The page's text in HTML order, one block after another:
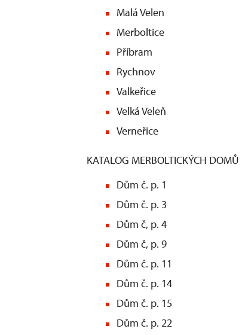
Malá Velen
Merboltice
Příbram
Rychnov
Valkeřice
Velká Veleň
Verneřice
KATALOG MERBOLTICKÝCH DOMŮ
Dům č. p. 1
Dům č. p. 3
Dům č, p. 4
Dům č, p. 9
Dům č. p. 11
Dům č. p. 14
Dům č. p. 15
Dům č. p. 22